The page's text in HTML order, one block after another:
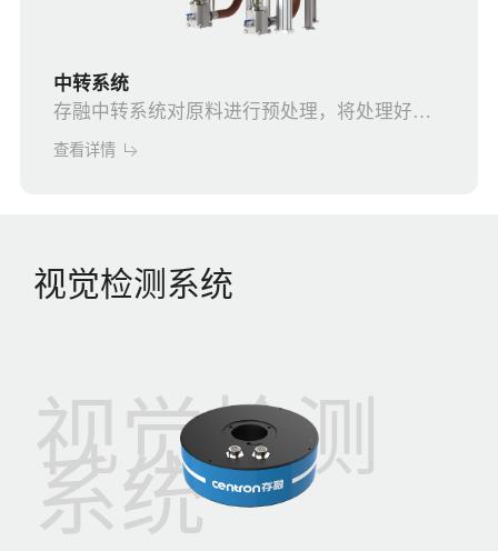
中转系统
存融中转系统对原料进行预处理，将处理好的
更稳定原料输送至计量系统，提高复杂胶水的
定性，同时实现不停机换料。
查看详情
视觉检测系统
视觉检测
系统